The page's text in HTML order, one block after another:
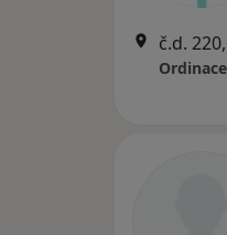
č.d.